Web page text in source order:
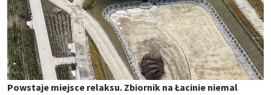
Powstaje miejsce relaksu. Zbiornik na Łacinie niemal